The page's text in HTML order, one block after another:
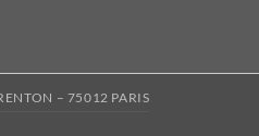
– 75012 PARIS